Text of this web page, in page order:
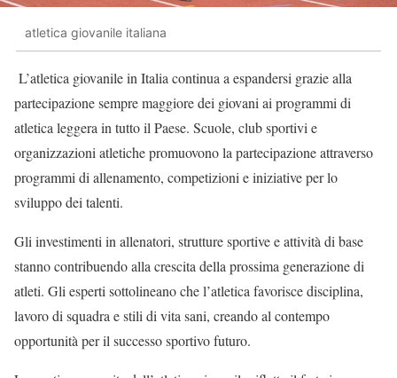
atletica giovanile italiana
L’atletica giovanile in Italia continua a espandersi grazie alla
partecipazione sempre maggiore dei giovani ai programmi di
atletica leggera in tutto il Paese. Scuole, club sportivi e
organizzazioni atletiche promuovono la partecipazione attraverso
programmi di allenamento, competizioni e iniziative per lo
sviluppo dei talenti.
Gli investimenti in allenatori, strutture sportive e attività di base
stanno contribuendo alla crescita della prossima generazione di
atleti. Gli esperti sottolineano che l’atletica favorisce disciplina,
lavoro di squadra e stili di vita sani, creando al contempo
opportunità per il successo sportivo futuro.